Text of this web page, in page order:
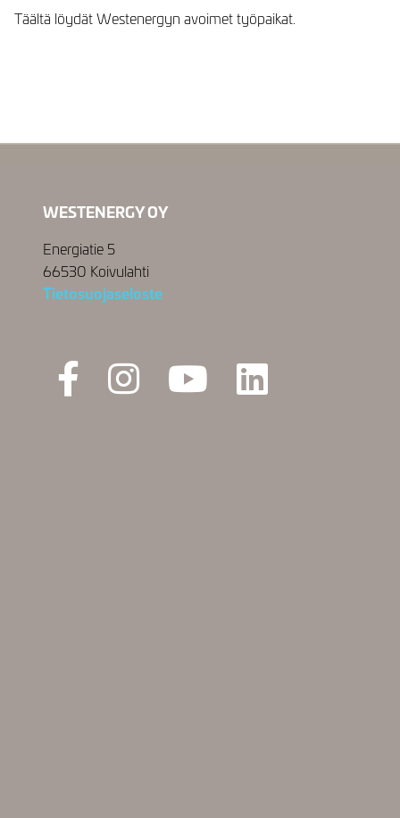
Täältä löydät Westenergyn avoimet työpaikat.
WESTENERGY OY
Energiatie 5
66530 Koivulahti
Tietosuojaseloste